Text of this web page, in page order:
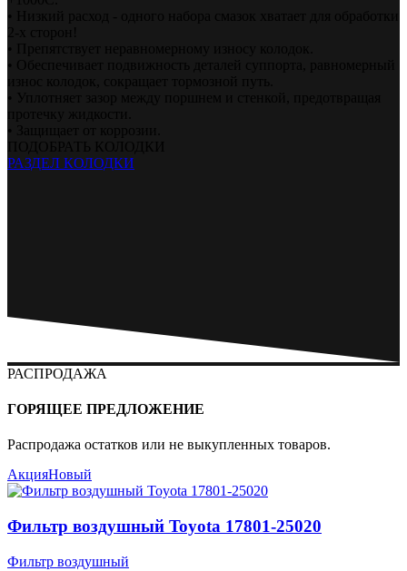
РАЗДЕЛ КОЛОДКИ
РАСПРОДАЖА
ГОРЯЩЕЕ ПРЕДЛОЖЕНИЕ
Распродажа остатков или не выкупленных товаров.
АкцияНовый
Фильтр воздушный Toyota 17801-25020
Фильтр воздушный